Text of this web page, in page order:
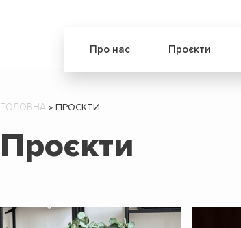
Про нас Проєкти
ГОЛОВНА » ПРОЄКТИ
Проєкти